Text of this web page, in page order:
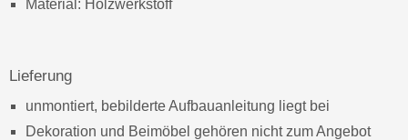
Material: Holzwerkstoff
Lieferung
unmontiert, bebilderte Aufbauanleitung liegt bei
Dekoration und Beimöbel gehören nicht zum Angebot